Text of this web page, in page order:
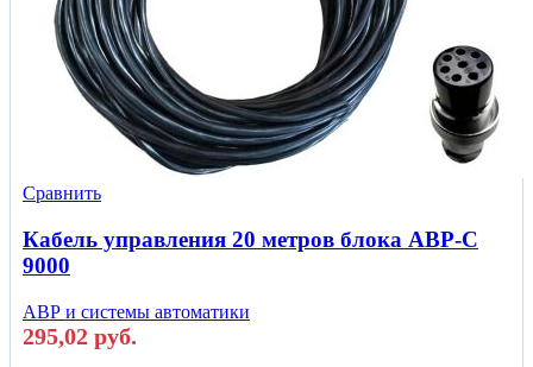
Сравнить
Кабель управления 20 метров блока АВР-С
9000
АВР и системы автоматики
295,02 руб.